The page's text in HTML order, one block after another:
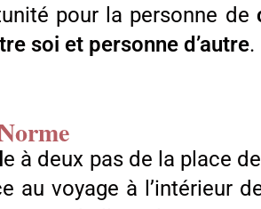
pour la personne de
soi et personne d’autre.
e à deux pas de la place
au voyage à l’intérieur